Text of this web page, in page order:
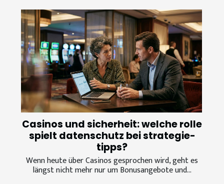
Casinos und sicherheit: welche rolle
spielt datenschutz bei strategie-
tipps?
Wenn heute über Casinos gesprochen wird, geht es
längst nicht mehr nur um Bonusangebote und...